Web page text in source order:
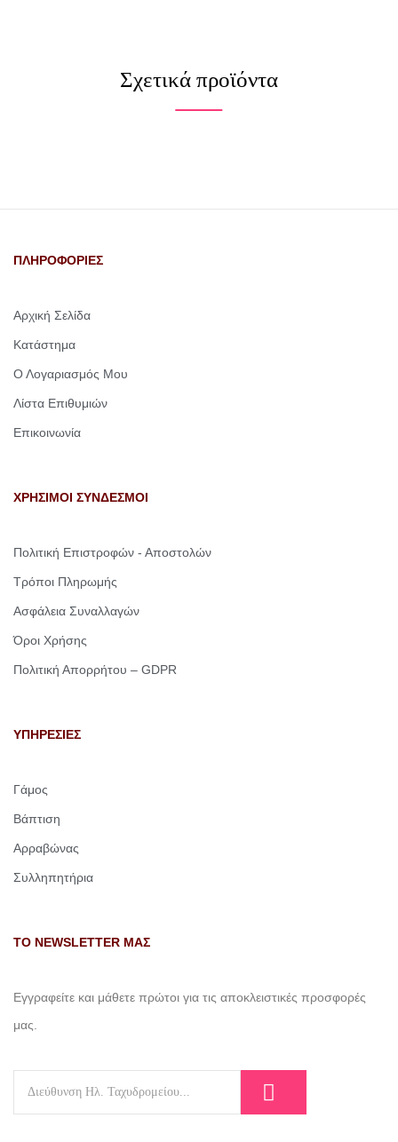
Σχετικά προϊόντα
ΠΛΗΡΟΦΟΡΙΕΣ
Αρχική Σελίδα
Κατάστημα
Ο Λογαριασμός Μου
Λίστα Επιθυμιών
Επικοινωνία
ΧΡΗΣΙΜΟΙ ΣΥΝΔΕΣΜΟΙ
Πολιτική Επιστροφών - Αποστολών
Τρόποι Πληρωμής
Ασφάλεια Συναλλαγών
Όροι Χρήσης
Πολιτική Απορρήτου – GDPR
ΥΠΗΡΕΣΙΕΣ
Γάμος
Βάπτιση
Αρραβώνας
Συλληπητήρια
ΤΟ NEWSLETTER ΜΑΣ
Εγγραφείτε και μάθετε πρώτοι για τις αποκλειστικές προσφορές
μας.